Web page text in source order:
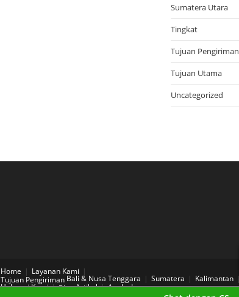
Sumatera Utara
Tingkat
Tujuan Pengiriman
Tujuan Utama
Uncategorized
Home
Layanan Kami
Tujuan Pengiriman Bali & Nusa Tenggara Sumatera Kalimantan
Hubungi Kami
BlogArtikel Aneka Layanan